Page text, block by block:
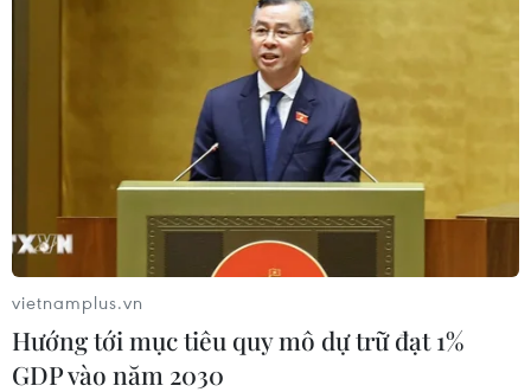
gần 40 người mắc kẹt
Ít nhất 1 người thiệt mạng, 6 người bị thương và hàng
chục người bị mắc kẹt dưới đống đổ nát khi một công
trình đang xây dựng bất ngờ đổ sập ở bang Karnataka,
Tây Nam Ấn Độ.
vietnamplus.vn
Hướng tới mục tiêu quy mô dự trữ đạt 1%
GDP vào năm 2030